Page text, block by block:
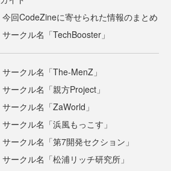
今回CodeZineに寄せられた情報のまとめ
サークル名「TechBooster」
サークル名「The-MenZ」
サークル名「親方Project」
サークル名「ZaWorld」
サークル名「浜風もっこす」
サークル名「第7開発セクション」
サークル名「松浦リッチ研究所」